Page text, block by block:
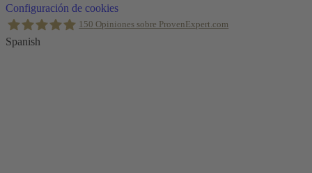
Scroll
al
inicio
Configuración de cookies
150 Opiniones sobre ProvenExpert.com
Spanish